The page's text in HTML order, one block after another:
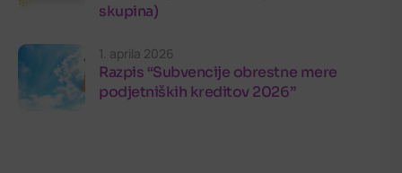
skupina)
1. aprila 2026
Razpis “Subvencije obrestne mere
podjetniških kreditov 2026”